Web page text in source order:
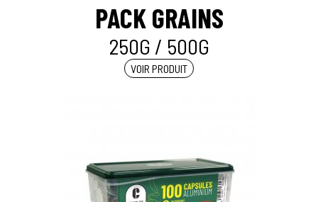
PACK GRAINS
250G / 500G
VOIR PRODUIT